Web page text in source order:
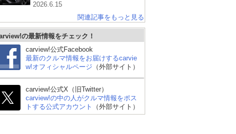
スバル WRX S4 BMW 3シリーズ セダン
2026.6.15
関連記事をもっと見る
の最新情報をチェック！
carview!公式Facebook
最新のクルマ情報をお届けするcarvie
w!オフィシャルページ （外部サイト）
carview!公式X（旧Twitter）
carview!の中の人がクルマ情報をポス
トする公式アカウント
（外部サイト）